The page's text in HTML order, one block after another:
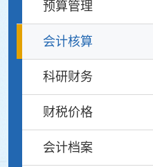
预算管理
会计核算
科研财务
财税价格
会计档案